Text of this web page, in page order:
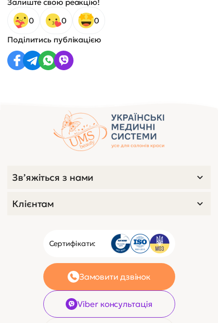
Залиште свою реакцію!
0
0
0
Поділитись публікацією
Сертифікати:
Замовити дзвінок
Viber консультація
Зв’яжіться з нами
Клієнтам